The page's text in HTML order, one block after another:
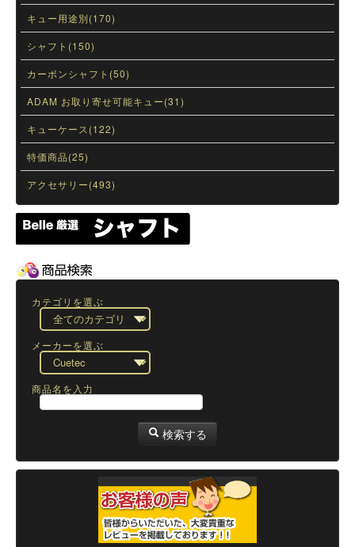
キュー用途別(170)
シャフト(150)
カーボンシャフト(50)
ADAM お取り寄せ可能キュー(31)
キューケース(122)
特価商品(25)
アクセサリー(493)
カテゴリを選ぶ
メーカーを選ぶ
商品名を入力
検索する